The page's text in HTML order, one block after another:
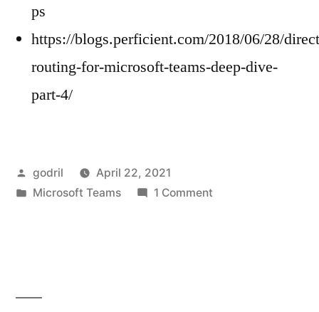
ps
https://blogs.perficient.com/2018/06/28/
routing-for-microsoft-teams-deep-dive-
part-4/
Posted
by
godril
April 22, 2021
Posted
Microsoft Teams 1 Commenton